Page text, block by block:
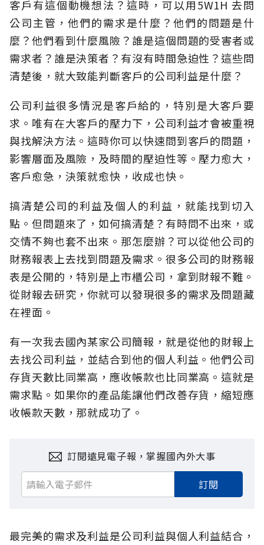
客戶有這個動機想法？這時，可以用5W1H 去問
公司主管，他們的需求是什麼？他們的問題是什
麼？他們看到什麼風險？誰是這個問題的受害者或
需求者？誰是決策者？有沒有時間急迫性？這些問
清楚後，就大致能判斷客戶的公司利益是什麼？
公司利益很多情況是客戶給的，特別是大客戶要
求。唯有在大客戶的壓力下，公司利益才會被重視
與找解決方法。這時你可以快速問到客戶的問題，
影響層面及風險，及時間的壓迫性等。壓力愈大，
客戶愈急，決策就愈快，收成也快。
搞清楚公司的利益及個人的利益，就能找到切入
點。但問題來了，如何搞清楚？有時問不出來，或
交情不夠也套不出來。那怎麼辦？可以從他公司的
財務報表上去找到問題及需求。很多公司的財務報
表是公開的，特別是上市櫃公司，拿到財報不難。
從財報去研究，你就可以發現很多的需求及問題藏
在裡面。
有一次我去國內某家公司簡報，就是從他的財報上
去找公司利益，並結合到他的個人利益。他們公司
存貨天數比同業高，應收帳款也比同業高。這就是
需求點。如果你的產品能讓他們改善存貨，縮短應
收帳款天數，那就成功了。
訂閱遠見電子報，掌握國內外大事
訂閱
最完美的需求及利益是公司利益與個人利益結合，